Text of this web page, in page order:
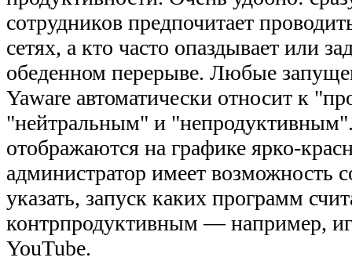
сотрудников предпочитает
сетях, а кто часто опаздывает или
обеденном перерыве. Любые
Yaware автоматически относит к
"нейтральным" и
отображаются на графике ярко-
администратор имеет возможность
указать, запуск каких программ
контрпродуктивным — например,
YouTube.